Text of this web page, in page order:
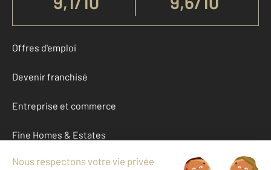
Offres d'emploi
Devenir franchisé
Entreprise et commerce
Fine Homes & Estates
À propos